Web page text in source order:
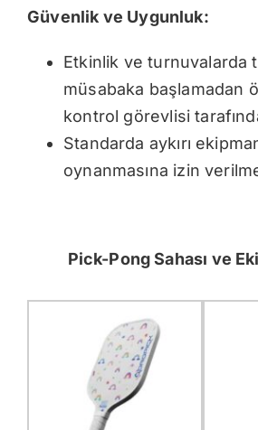
Güvenlik ve Uygunluk:
Etkinlik ve turnuvalarda
müsabaka başlamadan
kontrol görevlisi
Standarda aykırı
oynanmasına izin
Pick-Pong Sahası ve